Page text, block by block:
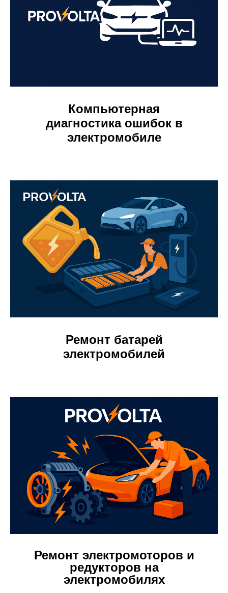
Компьютерная
диагностика ошибок в
электромобиле
Ремонт батарей
электромобилей
Ремонт электромоторов и
редукторов на
электромобилях